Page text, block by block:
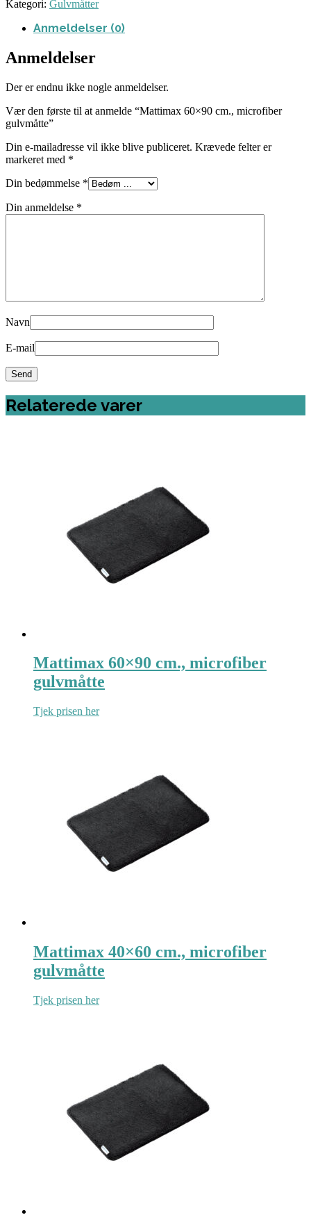
Kategori: Gulvmåtter
Anmeldelser (0)
Anmeldelser
Der er endnu ikke nogle anmeldelser.
Vær den første til at anmelde “Mattimax 60×90 cm., microfiber
gulvmåtte”
Din e-mailadresse vil ikke blive publiceret. Krævede felter er
markeret med *
Din bedømmelse *
Din anmeldelse *
Navn
E-mail
Relaterede varer
Mattimax 60×90 cm., microfiber
gulvmåtte
Tjek prisen her
Mattimax 40×60 cm., microfiber
gulvmåtte
Tjek prisen her